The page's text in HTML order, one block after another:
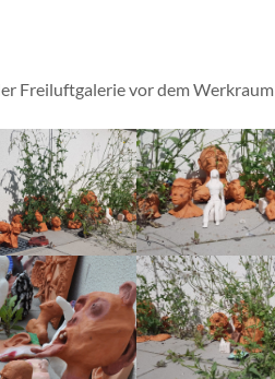
Freiluftgalerie vor dem Werkraum